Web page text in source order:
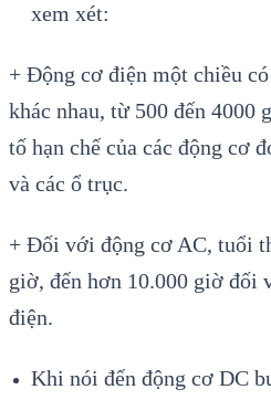
xem xét:
+ Động cơ điện một chiều
khác nhau, từ 500 đến 4000
tố hạn chế của các động cơ
và các ổ trục.
+ Đối với động cơ AC, tuổi
giờ, đến hơn 10.000 giờ đối
điện.
Khi nói đến động cơ DC